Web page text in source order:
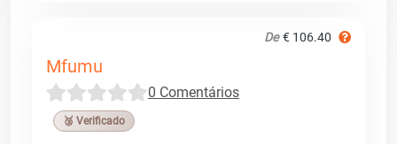
De € 106.40
Mfumu
0 Comentários
🥉 Verificado